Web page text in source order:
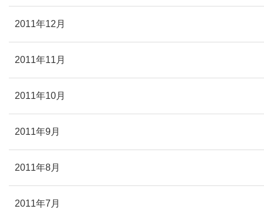
2011年12月
2011年11月
2011年10月
2011年9月
2011年8月
2011年7月